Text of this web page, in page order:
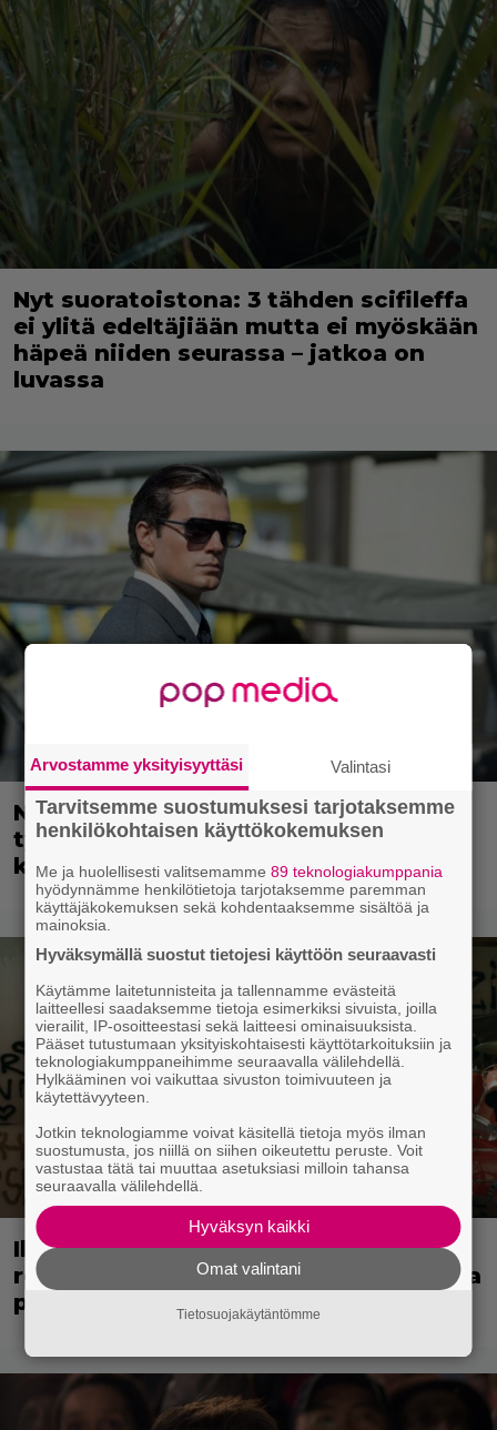
Nyt suoratoistona: 3 tähden scifileffa
ei ylitä edeltäjiään mutta ei myöskään
häpeä niiden seurassa – jatkoa on
luvassa
Nyt suoratoistossa: Guy Ritchien
tyylikäs vakoojaleffa – seikkailu
kylmän sodan keskellä
Illalla tv:ssä: Miten suomalainen
rockbändi syntyy? Elokuva sai alkunsa
puolivahingossa
Arvostamme yksityisyyttäsi Valintasi
Tarvitsemme suostumuksesi tarjotaksemme
henkilökohtaisen käyttökokemuksen
Me ja huolellisesti valitsemamme89 teknologiakumppania
hyödynnämme henkilötietoja tarjotaksemme paremman
käyttäjäkokemuksen sekä kohdentaaksemme sisältöä ja
mainoksia.
Hyväksymällä suostut tietojesi käyttöön seuraavasti
Käytämme laitetunnisteita ja tallennamme evästeitä
laitteellesi saadaksemme tietoja esimerkiksi sivuista, joilla
vierailit, IP-osoitteestasi sekä laitteesi ominaisuuksista.
Pääset tutustumaan yksityiskohtaisesti käyttötarkoituksiin ja
teknologiakumppaneihimme seuraavalla välilehdellä.
Hylkääminen voi vaikuttaa sivuston toimivuuteen ja
käytettävyyteen.
Jotkin teknologiamme voivat käsitellä tietoja myös ilman
suostumusta, jos niillä on siihen oikeutettu peruste. Voit
vastustaa tätä tai muuttaa asetuksiasi milloin tahansa
seuraavalla välilehdellä.
Hyväksyn kaikki
Omat valintani
Tietosuojakäytäntömme